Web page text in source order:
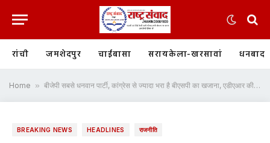
रांची जमशेदपुर चाईबासा सरायकेला-खरसावां धनबाद
Home » बीजेपी सबसे धनवान पार्टी, कांग्रेस से ज्यादा भरा है बीएसपी का खजाना, एडीएआर की रिपोर्ट में खुलासा, अन्य दलों के पास है इतनी संपत्ति
BREAKING NEWS HEADLINES राजनीति